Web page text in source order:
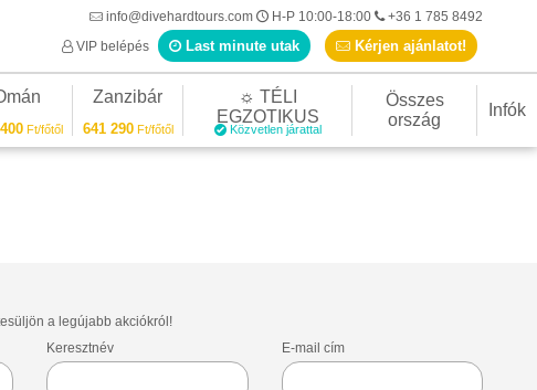
info@divehardtours.com H-P 10:00-18:00
+36 1 785 8492
VIP belépés
Last minute utak Kérjen ajánlatot!
Ft/főtől
Zanzibár
641 290Ft/főtől
☼ TÉLI
EGZOTIKUS
Közvetlen járattal
Összes
ország
Infók
a legújabb akciókról!
Keresztnév E-mail cím